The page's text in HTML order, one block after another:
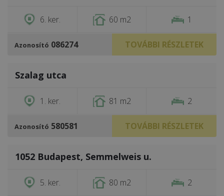
6. ker. 60 m2 1
Azonosító 086274 TOVÁBBI RÉSZLETEK
Szalag utca
1. ker. 81 m2 2
Azonosító 580581 TOVÁBBI RÉSZLETEK
1052 Budapest, Semmelweis u.
5. ker. 80 m2 2